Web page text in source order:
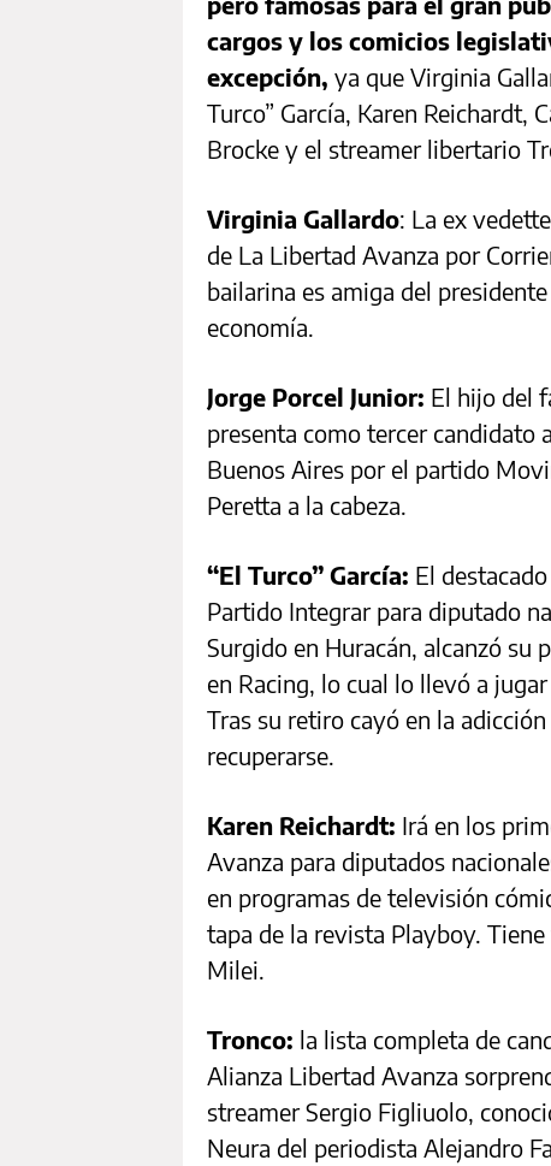
cargos y los comicios
excepción, ya que Virginia
Turco” García, Karen Reichardt,
Brocke y el streamer libertario
Virginia Gallardo: La ex
de La Libertad Avanza por
bailarina es amiga del
economía.
Jorge Porcel Junior: El hijo del
presenta como tercer candidato
Buenos Aires por el partido
Peretta a la cabeza.
“El Turco” García: El
Partido Integrar para diputado
Surgido en Huracán, alcanzó su
en Racing, lo cual lo llevó a
Tras su retiro cayó en la
recuperarse.
Karen Reichardt: Irá en los
Avanza para diputados
en programas de televisión
tapa de la revista Playboy.
Milei.
Tronco: la lista completa de
Alianza Libertad Avanza
streamer Sergio Figliuolo,
Neura del periodista Alejandro